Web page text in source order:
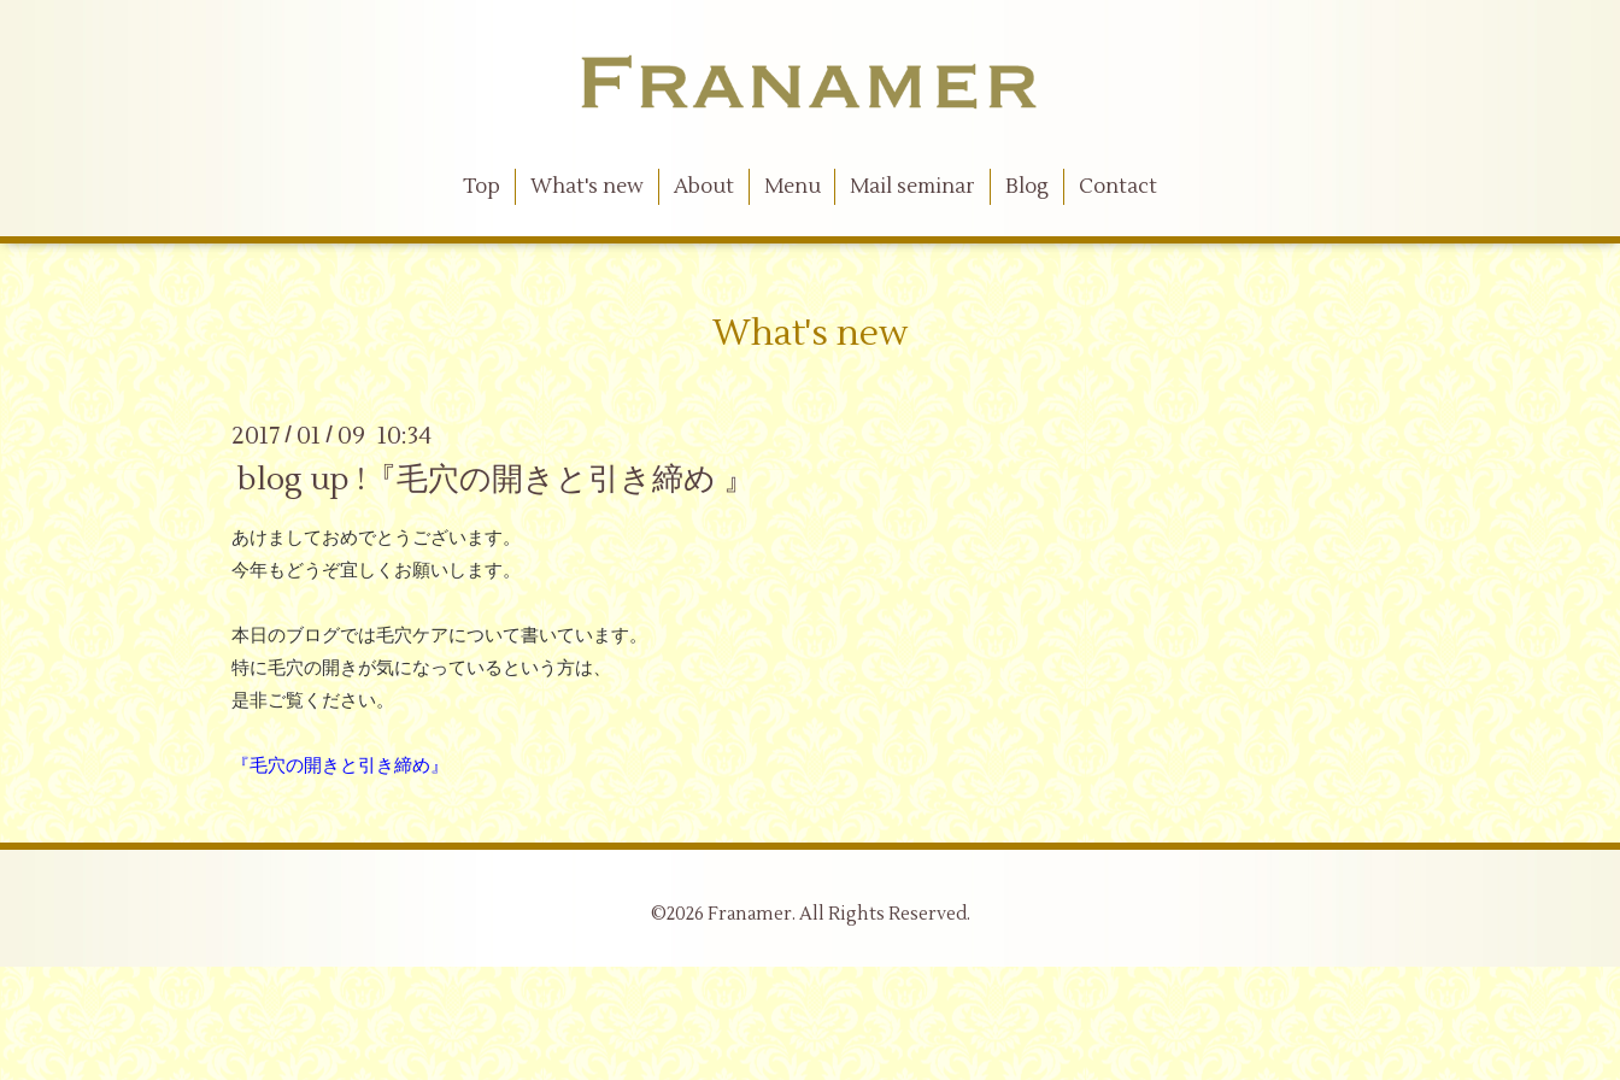
Top What's new About Menu Mail seminar Blog Contact
What's new
2017/01/09 10:34
blog up !『毛穴の開きと引き締め 』
あけましておめでとうございます。
今年もどうぞ宜しくお願いします。
本日のブログでは毛穴ケアについて書いています。
特に毛穴の開きが気になっているという方は、
是非ご覧ください。
『毛穴の開きと引き締め』
©2026 Franamer. All Rights Reserved.